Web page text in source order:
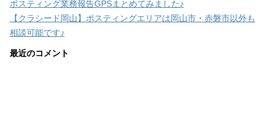
ポスティング業務報告GPSまとめてみました♪
【クラシード岡山】ポスティングエリアは岡山市・赤磐市以外も
相談可能です♪
最近のコメント